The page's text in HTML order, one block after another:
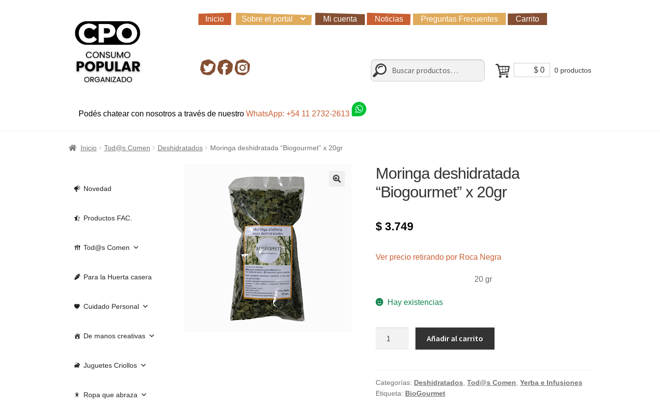
navegación
al
contenido
Inicio Sobre el portal Mi cuenta Noticias Preguntas Frecuentes Carrito
Retirando en Roca Negra Sugerencias y consultas Cómo Comprar?
$0 0 productos
Buscar
por:
Buscar
Podés chatear con nosotros a través de nuestroWhatsApp: +54 11 2732-2613
Inicio Tod@s Comen Deshidratados Moringa deshidratada “Biogourmet” x 20gr
Moringa deshidratada
“Biogourmet” x 20gr
$3.749
Ver precio retirando por Roca Negra
20 gr
Hay existencias
20gr
cantidad
Añadir al carrito
Categorías: Deshidratados, Tod@s Comen, Yerba e Infusiones
Etiqueta: BioGourmet
Novedad
Productos FAC.
Tod@s Comen
Para la Huerta casera
Cuidado Personal
De manos creativas
Juguetes Criollos
Ropa que abraza